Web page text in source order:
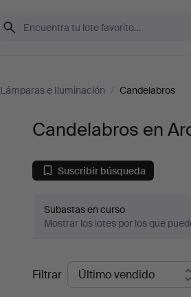
Lámparas e Iluminación / Candelabros
Candelabros en
Suscribir búsqueda
Subastas en curso
Mostrar los lotes por los que
Precios
de
Filtrar